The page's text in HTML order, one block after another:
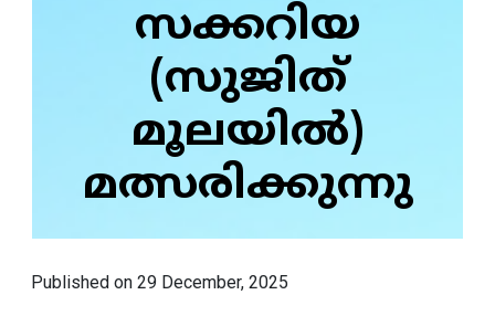
സക്കറിയ
(സുജിത്
മൂലയിൽ)
മത്സരിക്കുന്നു
Published on 29 December, 2025